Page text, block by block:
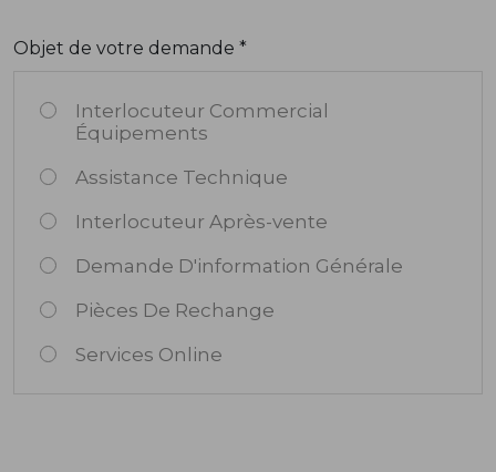
Objet de votre demande *
Interlocuteur Commercial
Équipements
Assistance Technique
Interlocuteur Après-vente
Demande D'information Générale
Pièces De Rechange
Services Online